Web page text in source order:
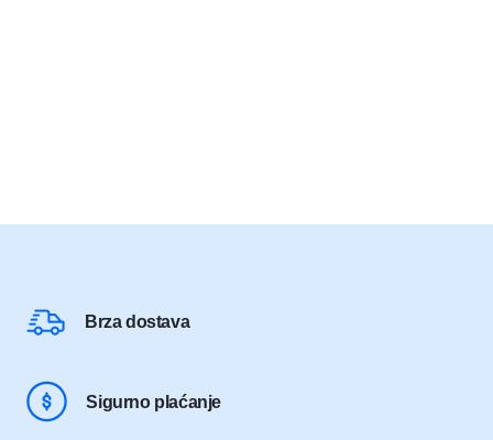
Brza dostava
Sigurno plaćanje